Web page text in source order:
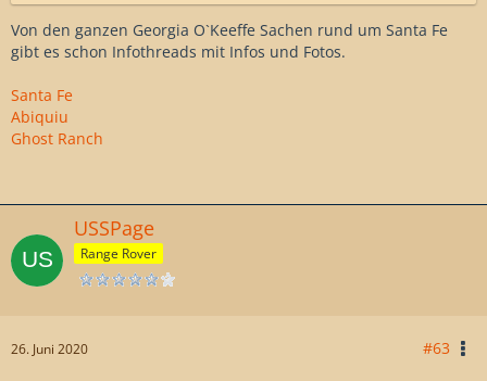
Von den ganzen Georgia O`Keeffe Sachen rund um Santa Fe
gibt es schon Infothreads mit Infos und Fotos.
Santa Fe
Abiquiu
Ghost Ranch
USSPage
Range Rover
26. Juni 2020 #63